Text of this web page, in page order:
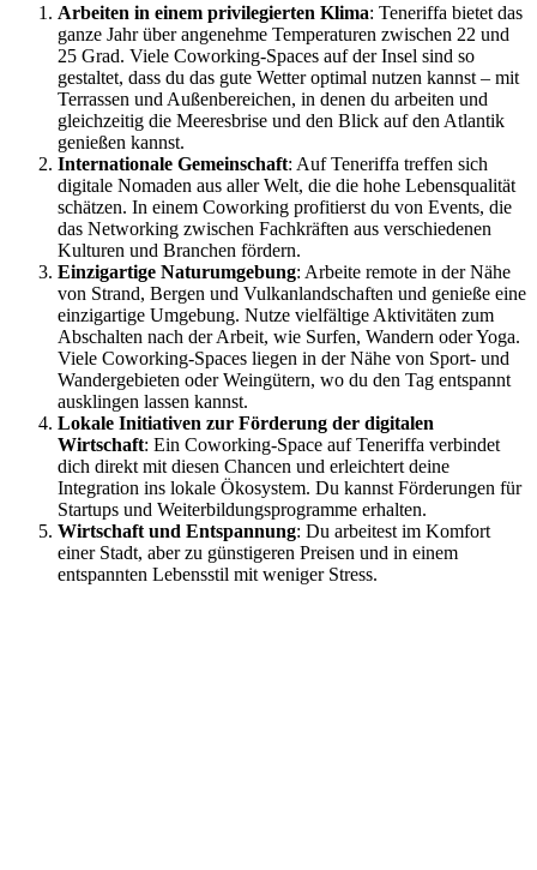
Arbeiten in einem privilegierten Klima: Teneriffa bietet das
ganze Jahr über angenehme Temperaturen zwischen 22 und
25 Grad. Viele Coworking-Spaces auf der Insel sind so
gestaltet, dass du das gute Wetter optimal nutzen kannst – mit
Terrassen und Außenbereichen, in denen du arbeiten und
gleichzeitig die Meeresbrise und den Blick auf den Atlantik
genießen kannst.
Internationale Gemeinschaft: Auf Teneriffa treffen sich
digitale Nomaden aus aller Welt, die die hohe Lebensqualität
schätzen. In einem Coworking profitierst du von Events, die
das Networking zwischen Fachkräften aus verschiedenen
Kulturen und Branchen fördern.
Einzigartige Naturumgebung: Arbeite remote in der Nähe
von Strand, Bergen und Vulkanlandschaften und genieße eine
einzigartige Umgebung. Nutze vielfältige Aktivitäten zum
Abschalten nach der Arbeit, wie Surfen, Wandern oder Yoga.
Viele Coworking-Spaces liegen in der Nähe von Sport- und
Wandergebieten oder Weingütern, wo du den Tag entspannt
ausklingen lassen kannst.
Lokale Initiativen zur Förderung der digitalen
Wirtschaft: Ein Coworking-Space auf Teneriffa verbindet
dich direkt mit diesen Chancen und erleichtert deine
Integration ins lokale Ökosystem. Du kannst Förderungen für
Startups und Weiterbildungsprogramme erhalten.
Wirtschaft und Entspannung: Du arbeitest im Komfort
einer Stadt, aber zu günstigeren Preisen und in einem
entspannten Lebensstil mit weniger Stress.